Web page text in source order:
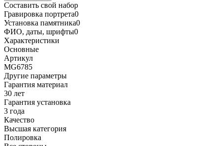
Составить свой набор
Гравировка портрета0
Установка памятника0
ФИО, даты, шрифты0
Характеристики
Основные
Артикул
MG6785
Другие параметры
Гарантия материал
30 лет
Гарантия установка
3 года
Качество
Высшая категория
Полировка